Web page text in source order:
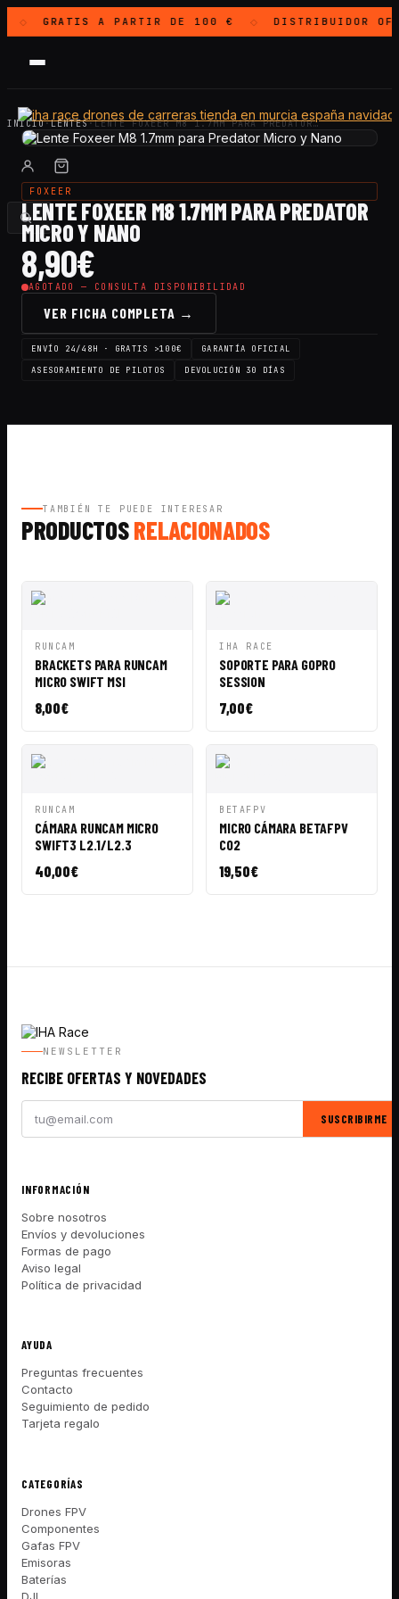
◇ GRATISA PARTIR DE 100 € ◇ DISTRIBUIDOR
INICIO·LENTES·LENTE FOXEER M8 1.7MM PARA PREDATOR…
FOXEER
LENTE FOXEER M8 1.7MM PARA PREDATOR
MICRO Y NANO
8,90€
AGOTADO — CONSULTA DISPONIBILIDAD
VER FICHA COMPLETA →
ENVÍO 24/48H · GRATIS >100€
GARANTÍA OFICIAL
ASESORAMIENTO DE PILOTOS
DEVOLUCIÓN 30 DÍAS
TAMBIÉN TE PUEDE INTERESAR
PRODUCTOSRELACIONADOS
VISTA
RUNCAM
BRACKETS PARA RUNCAM
MICRO SWIFT MSI
8,00€
VISTA
IHA RACE
SOPORTE PARA GOPRO
SESSION
7,00€
VISTA
RÁPIDA
RUNCAM
CÁMARA RUNCAM MICRO
SWIFT3 L2.1/L2.3
40,00€
VISTA
BETAFPV
MICRO CÁMARA BETAFPV
C02
19,50€
NEWSLETTER
RECIBE OFERTAS Y NOVEDADES
SUSCRIBIRME
INFORMACIÓN
Sobre nosotros
Envíos y devoluciones
Formas de pago
Aviso legal
Política de privacidad
AYUDA
Preguntas frecuentes
Contacto
Seguimiento de pedido
Tarjeta regalo
CATEGORÍAS
Drones FPV
Componentes
Gafas FPV
Emisoras
Baterías